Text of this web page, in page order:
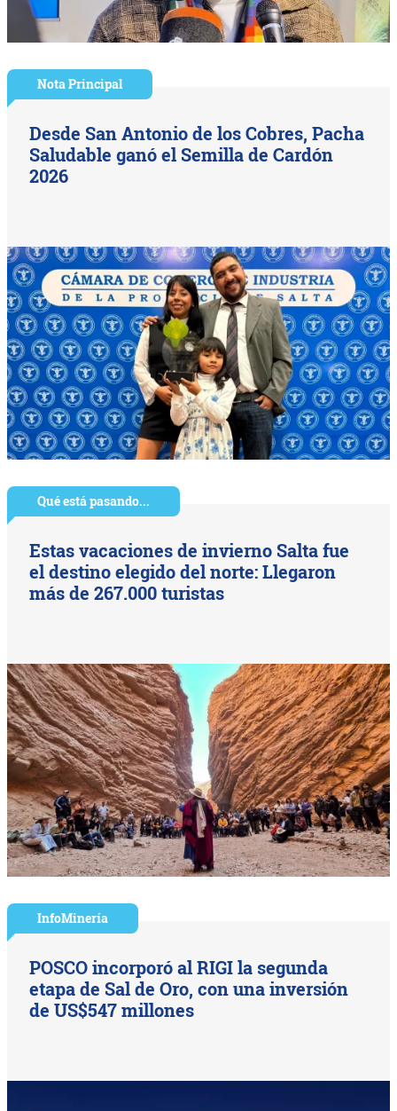
Nota Principal
Desde San Antonio de los Cobres, Pacha
Saludable ganó el Semilla de Cardón
2026
Qué está pasando...
Estas vacaciones de invierno Salta fue
el destino elegido del norte: Llegaron
más de 267.000 turistas
InfoMinería
POSCO incorporó al RIGI la segunda
etapa de Sal de Oro, con una inversión
de US$547 millones